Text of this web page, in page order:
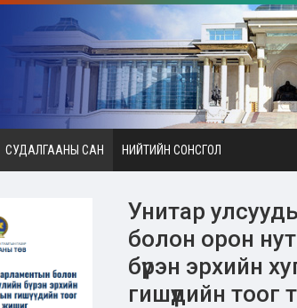
СУДАЛГААНЫ САН НИЙТИЙН СОНСГОЛ
Унитар
болон орон
бүрэн эрхийн
гишүүдийн